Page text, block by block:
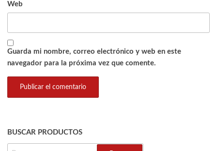
Web
Guarda mi nombre, correo electrónico y web en este
navegador para la próxima vez que comente.
BUSCAR PRODUCTOS
BUSCAR: